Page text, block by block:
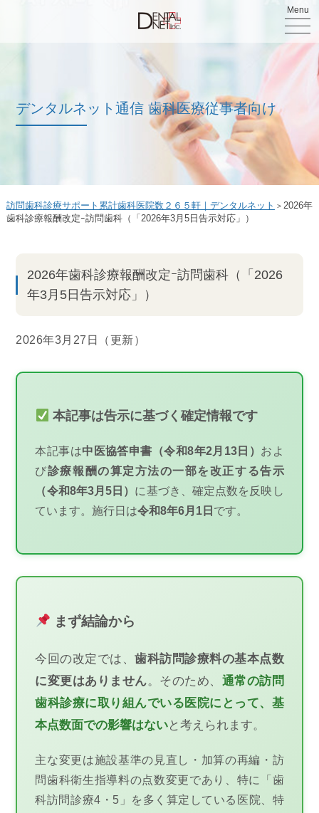
Menu
デンタルネット通信 歯科医療従事者向け
訪問歯科診療サポート累計歯科医院数２６５軒｜デンタルネット > 2026年
歯科診療報酬改定ｰ訪問歯科（「2026年3月5日告示対応」）
2026年歯科診療報酬改定ｰ訪問歯科（「2026
年3月5日告示対応」）
2026年3月27日（更新）
本記事は告示に基づく確定情報です
本記事は中医協答申書（令和8年2月13日） およ
び診療報酬の算定方法の一部を改正する告示
（令和8年3月5日） に基づき、確定点数を反映し
ています。施行日は令和8年6月1日 です。
まず結論から
今回の改定では、歯科訪問診療料の基本点数
に変更はありません。そのため、 通常の訪問
歯科診療に取り組んでいる医院にとって、基
本点数面での影響はないと考えられます。
主な変更は施設基準の見直し・加算の再編・訪
問歯科衛生指導料の点数変更であり、特に「歯
科訪問診療4・5」を多く算定している医院、特